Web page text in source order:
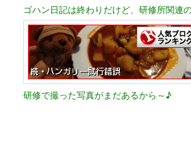
ゴハン日記は終わりだけど、研修所関連
研修で撮った写真がまだあるから～♪